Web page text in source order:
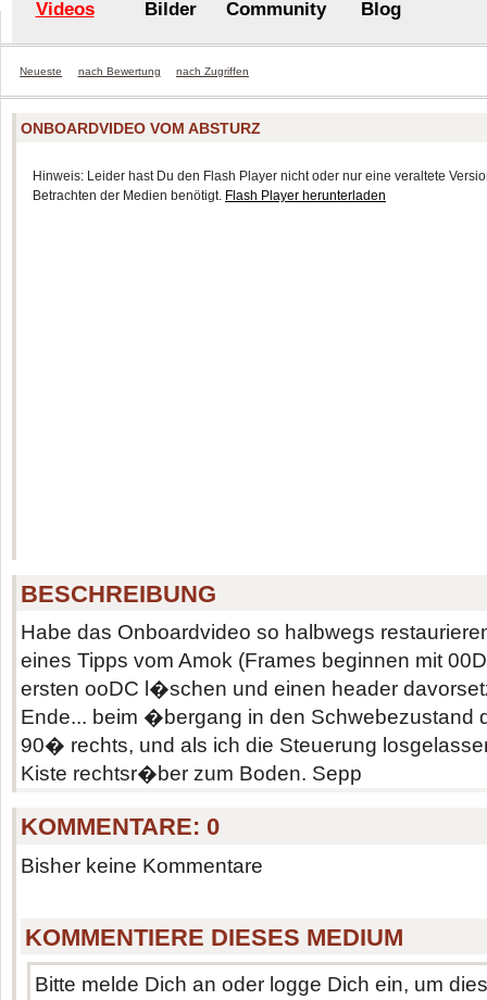
Videos Bilder Community Blog
Neueste nach Bewertung nach Zugriffen
ONBOARDVIDEO VOM ABSTURZ
Hinweis: Leider hast Du den Flash Player nicht oder nur eine veraltete
Betrachten der Medien benötigt. Flash Player herunterladen
BESCHREIBUNG
Habe das Onboardvideo so halbwegs
eines Tipps vom Amok (Frames beginnen mit
ersten ooDC l�schen und einen header
Ende... beim �bergang in den Schwebezustand
90� rechts, und als ich die Steuerung
Kiste rechtsr�ber zum Boden. Sepp
KOMMENTARE:0
Bisher keine Kommentare
KOMMENTIERE DIESES MEDIUM
Bitte melde Dich an oder logge Dich ein, um